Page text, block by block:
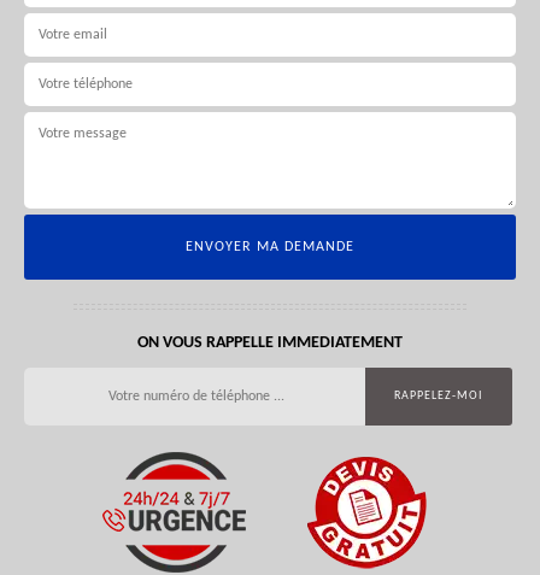
ON VOUS RAPPELLE IMMEDIATEMENT